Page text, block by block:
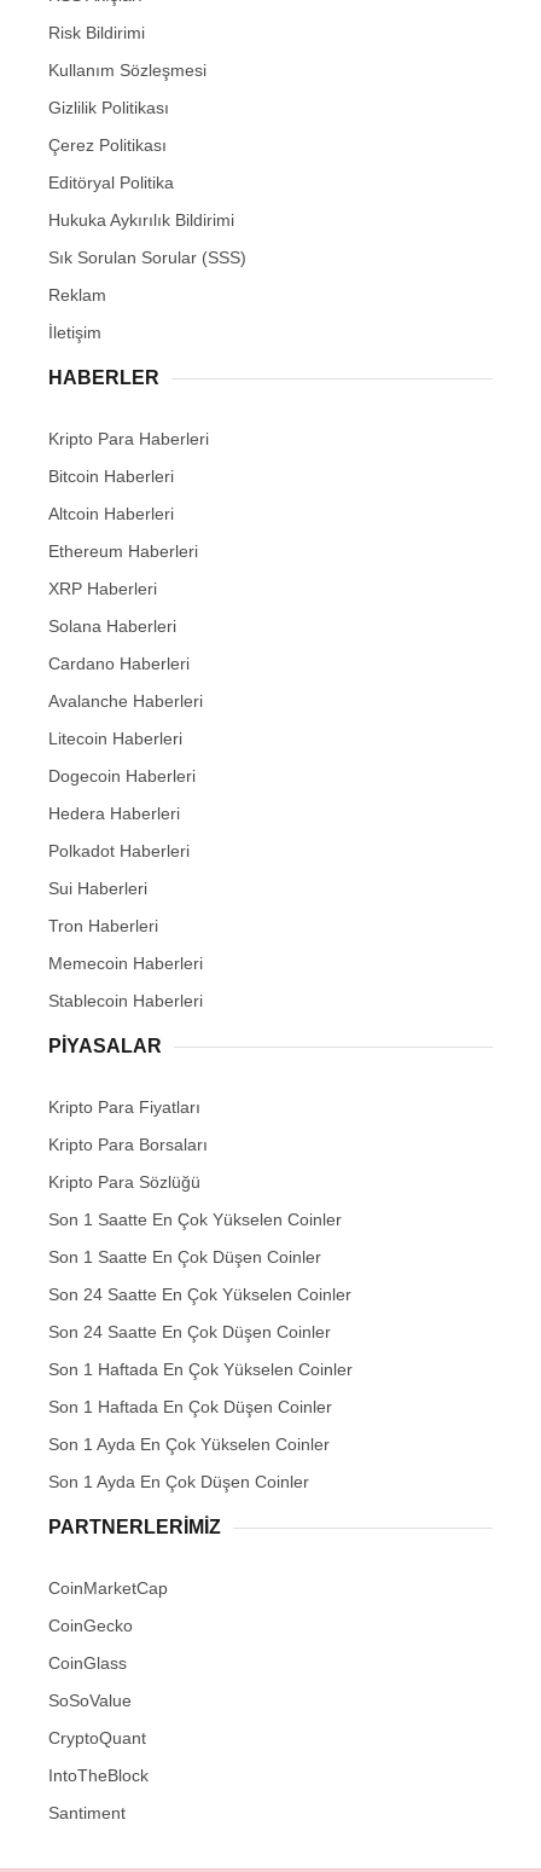
Risk Bildirimi
Kullanım Sözleşmesi
Gizlilik Politikası
Çerez Politikası
Editöryal Politika
Hukuka Aykırılık Bildirimi
Sık Sorulan Sorular (SSS)
Reklam
İletişim
HABERLER
Kripto Para Haberleri
Bitcoin Haberleri
Altcoin Haberleri
Ethereum Haberleri
XRP Haberleri
Solana Haberleri
Cardano Haberleri
Avalanche Haberleri
Litecoin Haberleri
Dogecoin Haberleri
Hedera Haberleri
Polkadot Haberleri
Sui Haberleri
Tron Haberleri
Memecoin Haberleri
Stablecoin Haberleri
PIYASALAR
Kripto Para Fiyatları
Kripto Para Borsaları
Kripto Para Sözlüğü
Son 1 Saatte En Çok Yükselen Coinler
Son 1 Saatte En Çok Düşen Coinler
Son 24 Saatte En Çok Yükselen Coinler
Son 24 Saatte En Çok Düşen Coinler
Son 1 Haftada En Çok Yükselen Coinler
Son 1 Haftada En Çok Düşen Coinler
Son 1 Ayda En Çok Yükselen Coinler
Son 1 Ayda En Çok Düşen Coinler
PARTNERLERIMIZ
CoinMarketCap
CoinGecko
CoinGlass
SoSoValue
CryptoQuant
IntoTheBlock
Santiment